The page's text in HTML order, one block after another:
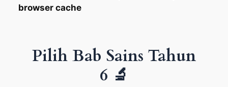
browser cache
Pilih Bab Sains Tahun
6 🔬